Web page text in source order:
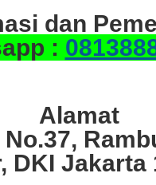
dan
:
Alamat
DKI Jakarta